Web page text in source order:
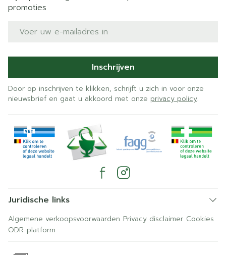
promoties
E-mail adres
Inschrijven
Door op inschrijven te klikken, schrijft u zich in voor onze
nieuwsbrief en gaat u akkoord met onze privacy policy.
Juridische links
Algemene verkoopsvoorwaarden Privacy disclaimer Cookies
ODR-platform